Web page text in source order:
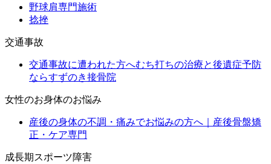
野球肩専門施術
捻挫
交通事故
交通事故に遭われた方へむち打ちの治療と後遺症予防
ならすずのき接骨院
女性のお身体のお悩み
産後の身体の不調・痛みでお悩みの方へ｜産後骨盤矯
正・ケア専門
成長期スポーツ障害